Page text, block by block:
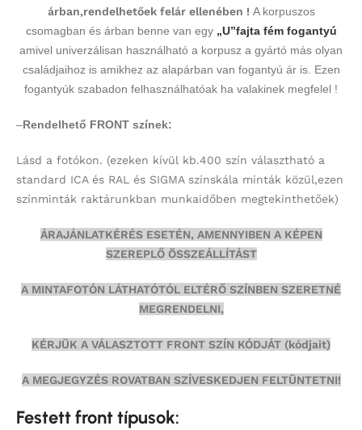
árban,rendelhetőek felár ellenében ! A korpuszos
csomagban és árban benne van egy „U”fajta fém fogantyú
amivel univerzálisan használható a korpusz a gyártó más olyan
családjaihoz is amikhez az alapárban van fogantyú ár is. Ezen
fogantyúk szabadon felhasználhatóak ha valakinek megfelel !
–Rendelhető FRONT színek:
Lásd a fotókon. (ezeken kívül kb.400 szín választható a
standard ICA és RAL és SIGMA színskála minták közül,ezen
színminták raktárunkban munkaidőben megtekinthetőek)
ÁRAJÁNLATKÉRÉS ESETÉN, AMENNYIBEN A KÉPEN
SZEREPLŐ ÖSSZEÁLLÍTÁST
A MINTAFOTÓN LÁTHATÓTÓL ELTÉRŐ SZÍNBEN SZERETNÉ
MEGRENDELNI,
KÉRJÜK A VÁLASZTOTT FRONT SZÍN KÓDJÁT (kódjait)
A MEGJEGYZÉS ROVATBAN SZÍVESKEDJEN FELTÜNTETNI!
Festett front típusok: